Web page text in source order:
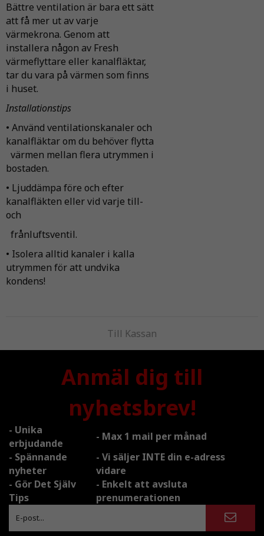
Bättre ventilation är bara ett sätt
att få mer ut av varje
värmekrona. Genom att
installera någon av Fresh
värmeflyttare eller kanalfläktar,
tar du vara på värmen som finns
i huset.
Installationstips
• Använd ventilationskanaler och
kanalfläktar om du behöver flytta
värmen mellan flera utrymmen i
bostaden.
• Ljuddämpa före och efter
kanalfläkten eller vid varje till-
och
frånluftsventil.
• Isolera alltid kanaler i kalla
utrymmen för att undvika
kondens!
Till Kassan
Anmäl dig till
nyhetsbrev!
- Unika
erbjudande
- Max 1 mail per månad
- Spännande
nyheter
- Vi säljer INTE din e-adress
vidare
- Gör Det Själv
Tips
- Enkelt att avsluta
prenumerationen